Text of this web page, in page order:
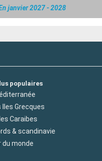
janvier 2027 - 2028
populaires
Grecques
Caraibes
& scandinavie
du monde